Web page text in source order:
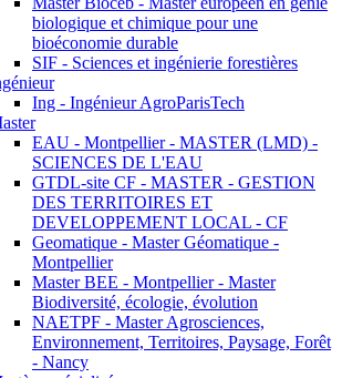
biologique et chimique pour une
bioéconomie durable
SIF - Sciences et ingénierie forestières
Ing - Ingénieur AgroParisTech
EAU - Montpellier - MASTER (LMD) -
SCIENCES DE L'EAU
GTDL-site CF - MASTER - GESTION
DES TERRITOIRES ET
DEVELOPPEMENT LOCAL - CF
Geomatique - Master Géomatique -
Montpellier
Master BEE - Montpellier - Master
Biodiversité, écologie, évolution
NAETPF - Master Agrosciences,
Environnement, Territoires, Paysage, Forêt
- Nancy